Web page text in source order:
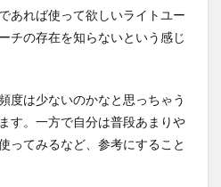
あれば使って欲しいライトユー
チの存在を知らないという感じ
度は少ないのかなと思っちゃう
す。一方で自分は普段あまりや
ってみるなど、参考にすること